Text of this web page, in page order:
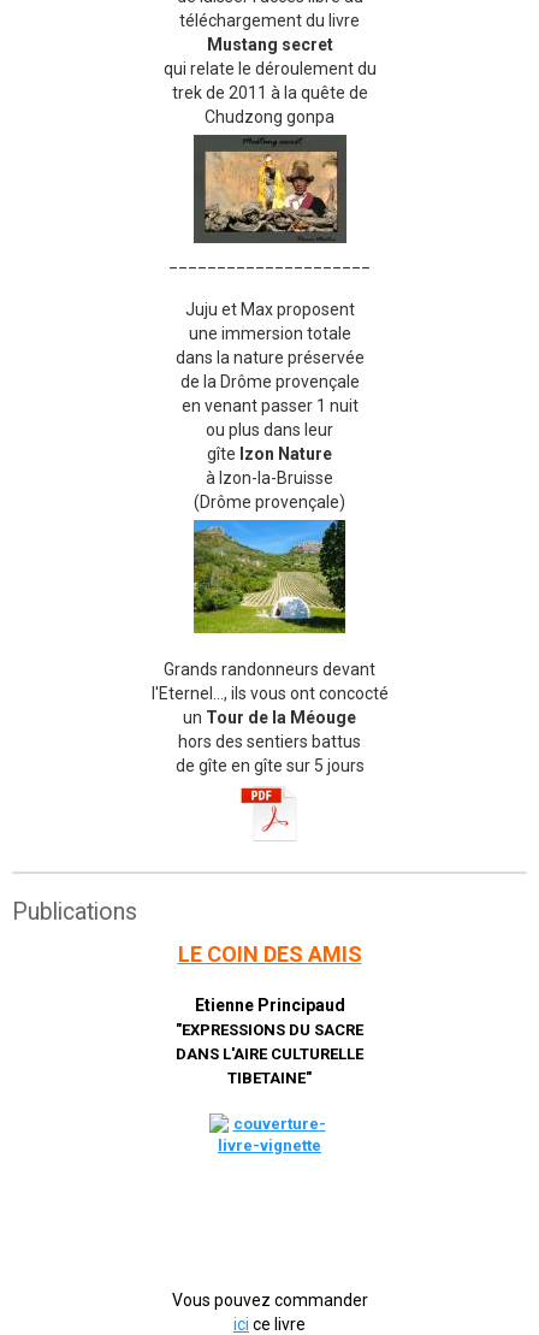
téléchargement du livre
Mustang secret
qui relate le déroulement du
trek de 2011 à la quête de
Chudzong gonpa
Juju et Max proposent
une immersion totale
dans la nature préservée
de la Drôme provençale
en venant passer 1 nuit
ou plus dans leur
gîte Izon Nature
à Izon-la-Bruisse
(Drôme provençale)
Grands randonneurs devant
l'Eternel..., ils vous ont concocté
un Tour de la Méouge
hors des sentiers battus
de gîte en gîte sur 5 jours
Publications
LE COIN DES AMIS
Etienne Principaud
"EXPRESSIONS DU SACRE
DANS L'AIRE CULTURELLE
TIBETAINE"
Vous pouvez commander
ici ce livre